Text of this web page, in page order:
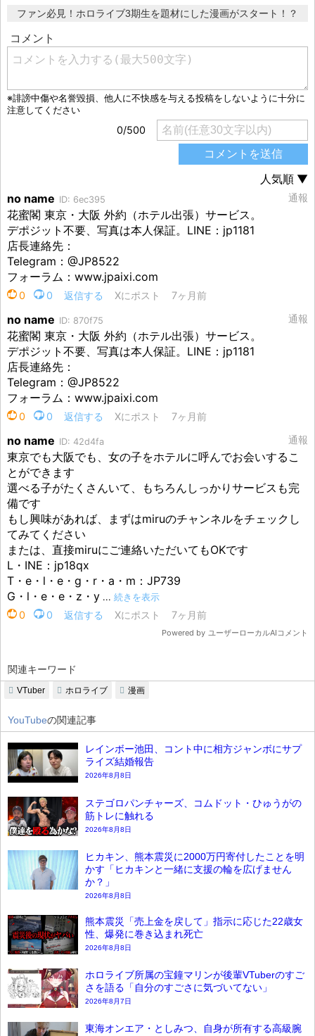
ファン必見！ホロライブ3期生を題材にした漫画がスタート！？
関連キーワード
VTuber ホロライブ 漫画
YouTubeの関連記事
レインボー池田、コント中に相方ジャンボにサプ
ライズ結婚報告
2026年8月8日
ステゴロパンチャーズ、コムドット・ひゅうがの
筋トレに触れる
2026年8月8日
ヒカキン、熊本震災に2000万円寄付したことを明
かす「ヒカキンと一緒に支援の輪を広げません
か？」
2026年8月8日
熊本震災「売上金を戻して」指示に応じた22歳女
性、爆発に巻き込まれ死亡
2026年8月8日
ホロライブ所属の宝鐘マリンが後輩VTuberのすご
さを語る「自分のすごさに気づいてない」
2026年8月7日
東海オンエア・としみつ、自身が所有する高級腕